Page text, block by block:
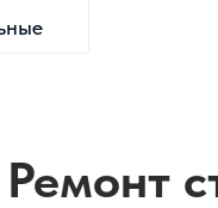
Ремонт